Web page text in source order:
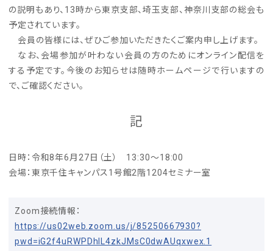
の説明もあり、13時から東京支部、埼玉支部、神奈川支部の総会も
予定されています。
会員の皆様には、ぜひご参加いただきたくご案内申し上げます。
なお、会場参加が叶わない会員の方のためにオンライン配信を
する予定です。今後のお知らせは随時ホームページで行いますの
で、ご確認ください。
記
日時：令和8年6月27日（土） 13:30～18:00
会場：東京千住キャンパス1号館2階1204セミナー室
Zoom接続情報：
https://us02web.zoom.us/j/85250667930?
pwd=iG2f4uRWPDhlL4zkJMsC0dwAUqxwex.1